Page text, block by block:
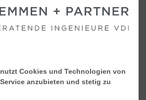
LINGEN
& Soziales
Cookies und Technologien von
anzubieten und stetig zu